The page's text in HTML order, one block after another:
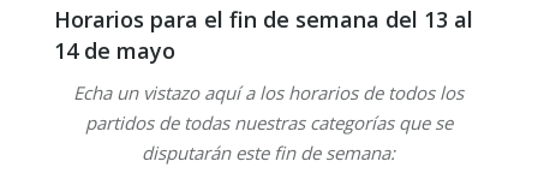
Horarios para el fin de semana del 13 al
14 de mayo
Echa un vistazo aquí a los horarios de todos los
partidos de todas nuestras categorías que se
disputarán este fin de semana: